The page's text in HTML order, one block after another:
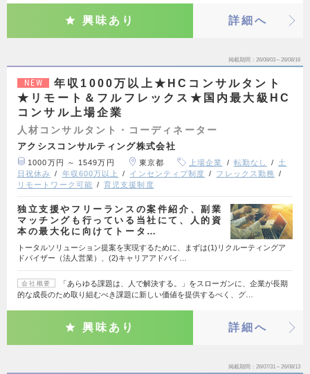
興味あり 詳細へ
掲載期間 26/08/03～26/08/16
NEW
年収1000万以上★HCコンサルタント
★リモート＆フルフレックス★国内最大級HC
コンサル上場企業
人材コンサルタント・コーディネーター
アクシスコンサルティング株式会社
1000万円 ～ 1549万円 東京都 上場企業 転勤なし
土
日祝休み
年収600万以上 インセンティブ制度
フレックス勤務
リモートワーク可能
育児支援制度
独立支援やフリーランスの案件紹介、副業
マッチングも行っている当社にて、人的資
本の最大化に向けてトータ…
トータルソリューション提案を実現するために、まずは(1)リクルーティングア
ドバイザー（法人営業）、(2)キャリアアドバイ…
会社概要
「あらゆる課題は、人で解決する。」をスローガンに、企業が長期
的な成長のため取り組むべき課題に新しい価値を提供するべく、グ…
興味あり 詳細へ
掲載期間 26/07/31～26/08/13